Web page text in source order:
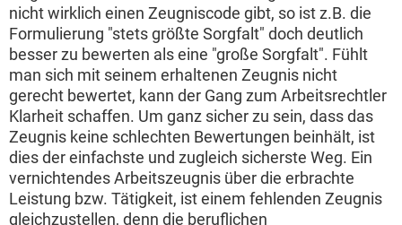
nicht wirklich einen Zeugniscode gibt, so ist z.B. die
Formulierung "stets größte Sorgfalt" doch deutlich
besser zu bewerten als eine "große Sorgfalt". Fühlt
man sich mit seinem erhaltenen Zeugnis nicht
gerecht bewertet, kann der Gang zum Arbeitsrechtler
Klarheit schaffen. Um ganz sicher zu sein, dass das
Zeugnis keine schlechten Bewertungen beinhält, ist
dies der einfachste und zugleich sicherste Weg. Ein
vernichtendes Arbeitszeugnis über die erbrachte
Leistung bzw. Tätigkeit, ist einem fehlenden Zeugnis
gleichzustellen, denn die beruflichen